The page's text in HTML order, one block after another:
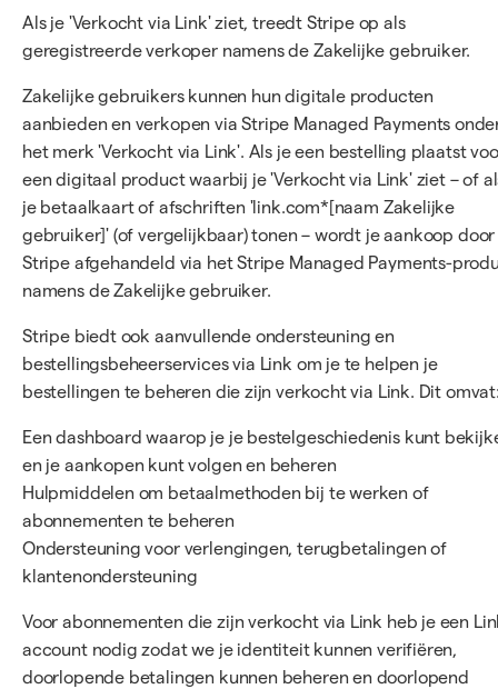
Als je 'Verkocht via Link' ziet, treedt Stripe op als
geregistreerde verkoper namens de Zakelijke gebruiker.
Zakelijke gebruikers kunnen hun digitale producten
aanbieden en verkopen via Stripe Managed Payments
het merk 'Verkocht via Link'. Als je een bestelling plaatst
een digitaal product waarbij je 'Verkocht via Link' ziet – of
je betaalkaart of afschriften 'link.com*[naam Zakelijke
gebruiker]' (of vergelijkbaar) tonen – wordt je aankoop door
Stripe afgehandeld via het Stripe Managed Payments-
namens de Zakelijke gebruiker.
Stripe biedt ook aanvullende ondersteuning en
bestellingsbeheerservices via Link om je te helpen je
bestellingen te beheren die zijn verkocht via Link. Dit
Een dashboard waarop je je bestelgeschiedenis kunt
en je aankopen kunt volgen en beheren
Hulpmiddelen om betaalmethoden bij te werken of
abonnementen te beheren
Ondersteuning voor verlengingen, terugbetalingen of
klantenondersteuning
Voor abonnementen die zijn verkocht via Link heb je een
account nodig zodat we je identiteit kunnen verifiëren,
doorlopende betalingen kunnen beheren en doorlopend